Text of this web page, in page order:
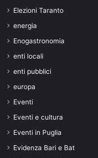
Elezioni Taranto
energia
Enogastronomia
enti locali
enti pubblici
europa
Eventi
Eventi e cultura
Eventi in Puglia
Evidenza Bari e Bat